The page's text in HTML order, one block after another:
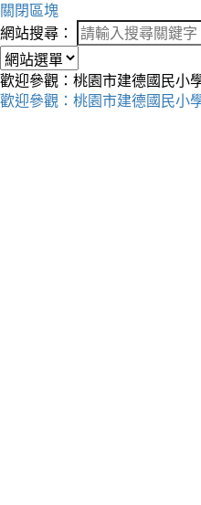
關閉區塊
網站搜尋：
歡迎參觀：桃園市建德國民小
歡迎參觀：桃園市建德國民小